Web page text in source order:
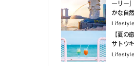
ーリー
かな自
Lifestyle
【夏の
サトウ
Lifestyle